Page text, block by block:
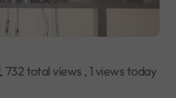
732 total views , 1 views today